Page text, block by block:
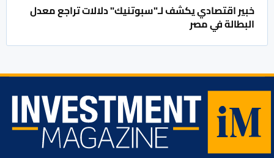
خبير اقتصادي يكشف لـ"سبوتنيك" دلالات تراجع معدل
البطالة في مصر